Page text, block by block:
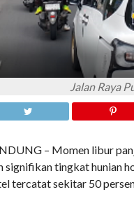
Jalan Raya
– Momen libur
signifikan tingkat hunian
tercatat sekitar 50